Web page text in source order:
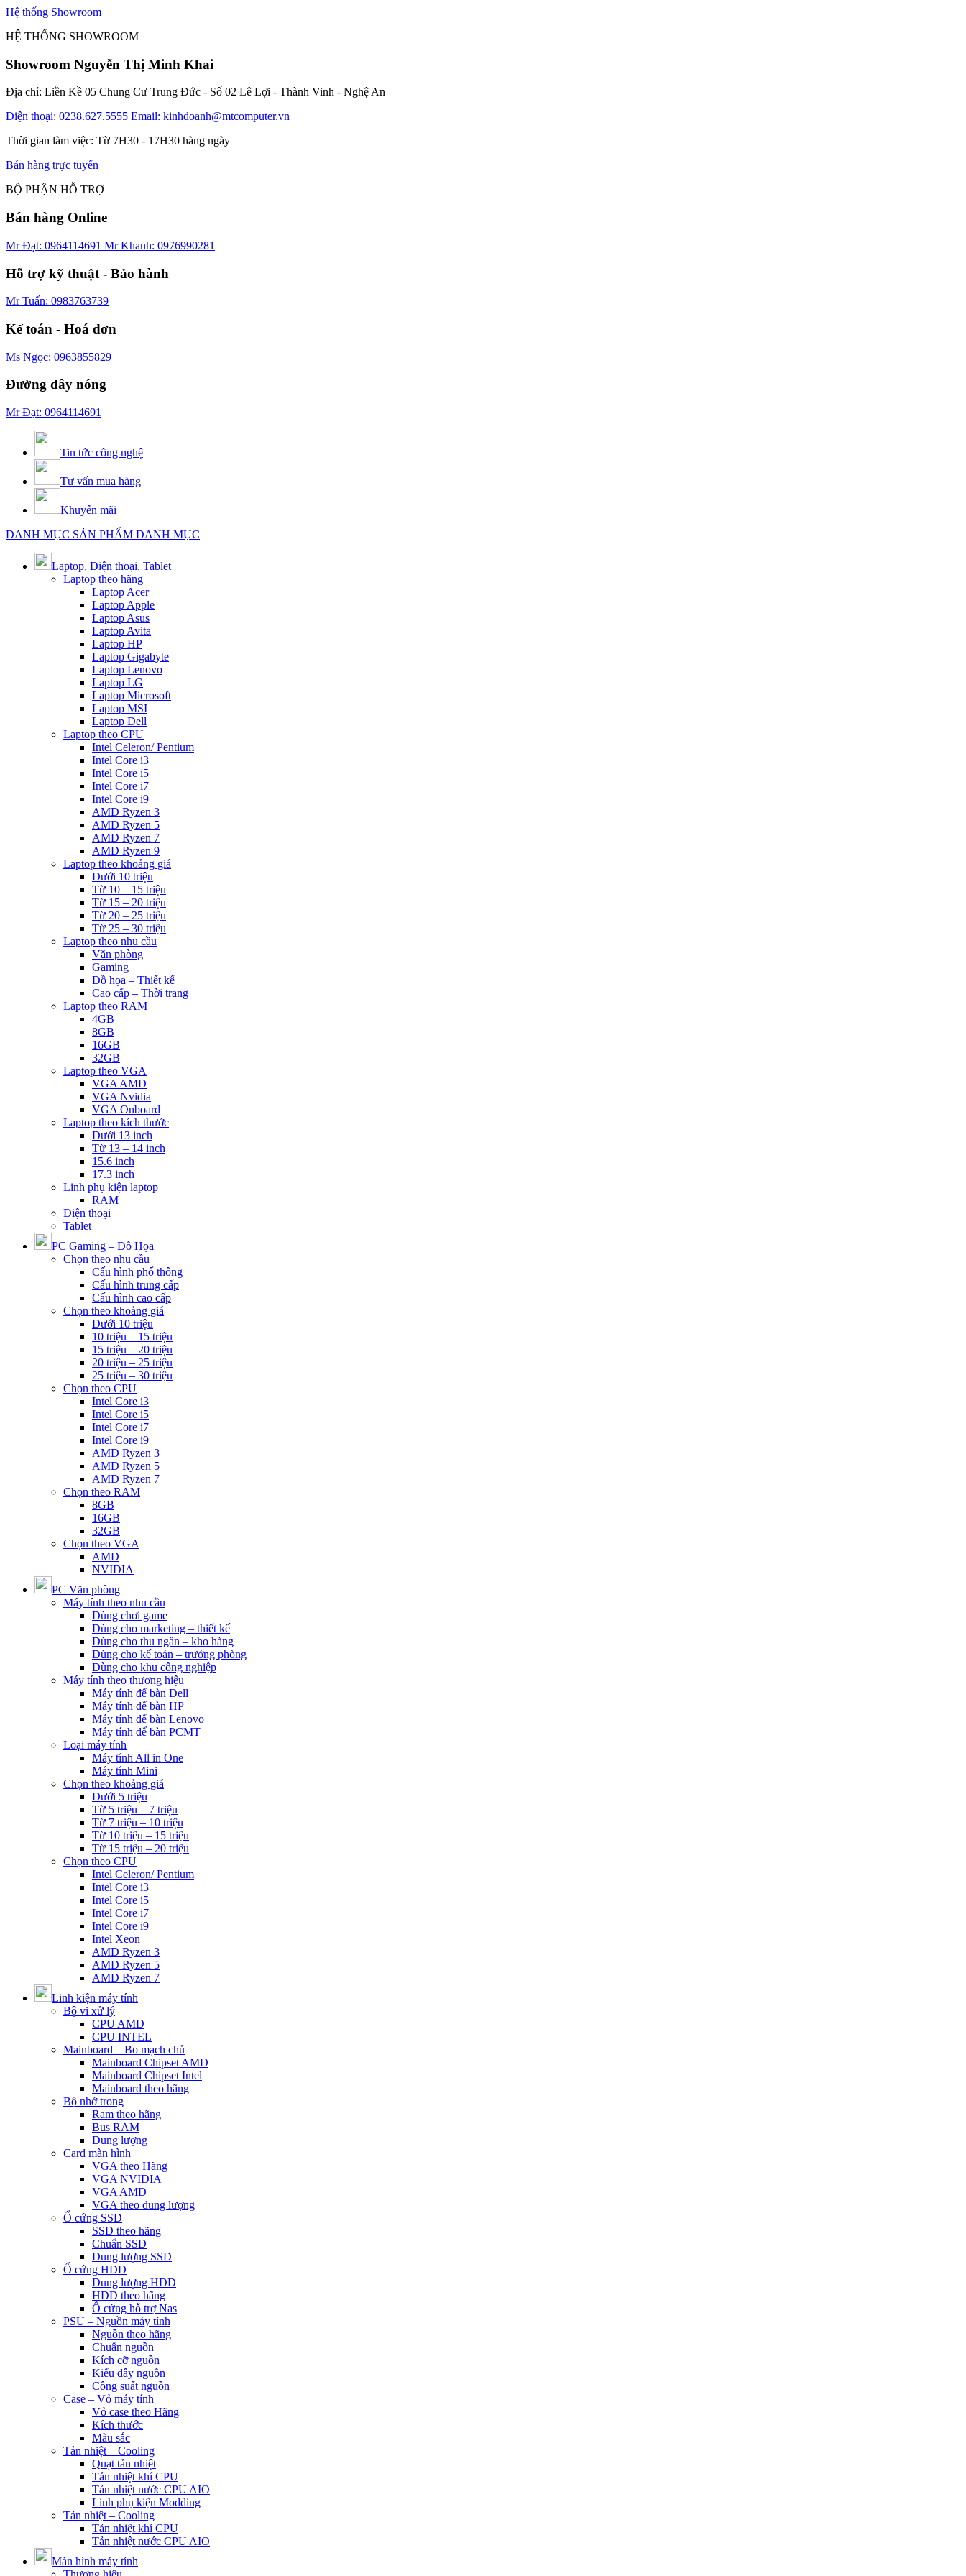
Hệ thống Showroom
HỆ THỐNG SHOWROOM
Showroom Nguyễn Thị Minh Khai
Địa chỉ: Liền Kề 05 Chung Cư Trung Đức - Số 02 Lê Lợi - Thành Vinh - Nghệ An
Điện thoại: 0238.627.5555 Email: kinhdoanh@mtcomputer.vn
Thời gian làm việc: Từ 7H30 - 17H30 hàng ngày
Bán hàng trực tuyến
BỘ PHẬN HỖ TRỢ
Bán hàng Online
Mr Đạt: 0964114691 Mr Khanh: 0976990281
Hỗ trợ kỹ thuật - Bảo hành
Mr Tuấn: 0983763739
Kế toán - Hoá đơn
Ms Ngọc: 0963855829
Đường dây nóng
Mr Đạt: 0964114691
Tin tức công nghệ
Tư vấn mua hàng
Khuyến mãi
DANH MỤC SẢN PHẨM DANH MỤC
Laptop, Điện thoại, Tablet
Laptop theo hãng
Laptop Acer
Laptop Apple
Laptop Asus
Laptop Avita
Laptop HP
Laptop Gigabyte
Laptop Lenovo
Laptop LG
Laptop Microsoft
Laptop MSI
Laptop Dell
Laptop theo CPU
Intel Celeron/ Pentium
Intel Core i3
Intel Core i5
Intel Core i7
Intel Core i9
AMD Ryzen 3
AMD Ryzen 5
AMD Ryzen 7
AMD Ryzen 9
Laptop theo khoảng giá
Dưới 10 triệu
Từ 10 – 15 triệu
Từ 15 – 20 triệu
Từ 20 – 25 triệu
Từ 25 – 30 triệu
Laptop theo nhu cầu
Văn phòng
Gaming
Đồ họa – Thiết kế
Cao cấp – Thời trang
Laptop theo RAM
4GB
8GB
16GB
32GB
Laptop theo VGA
VGA AMD
VGA Nvidia
VGA Onboard
Laptop theo kích thước
Dưới 13 inch
Từ 13 – 14 inch
15.6 inch
17.3 inch
Linh phụ kiện laptop
RAM
Điện thoại
Tablet
PC Gaming – Đồ Họa
Chọn theo nhu cầu
Cấu hình phổ thông
Cấu hình trung cấp
Cấu hình cao cấp
Chọn theo khoảng giá
Dưới 10 triệu
10 triệu – 15 triệu
15 triệu – 20 triệu
20 triệu – 25 triệu
25 triệu – 30 triệu
Chọn theo CPU
Intel Core i3
Intel Core i5
Intel Core i7
Intel Core i9
AMD Ryzen 3
AMD Ryzen 5
AMD Ryzen 7
Chọn theo RAM
8GB
16GB
32GB
Chọn theo VGA
AMD
NVIDIA
PC Văn phòng
Máy tính theo nhu cầu
Dùng chơi game
Dùng cho marketing – thiết kế
Dùng cho thu ngân – kho hàng
Dùng cho kế toán – trưởng phòng
Dùng cho khu công nghiệp
Máy tính theo thương hiệu
Máy tính để bàn Dell
Máy tính để bàn HP
Máy tính để bàn Lenovo
Máy tính để bàn PCMT
Loại máy tính
Máy tính All in One
Máy tính Mini
Chọn theo khoảng giá
Dưới 5 triệu
Từ 5 triệu – 7 triệu
Từ 7 triệu – 10 triệu
Từ 10 triệu – 15 triệu
Từ 15 triệu – 20 triệu
Chọn theo CPU
Intel Celeron/ Pentium
Intel Core i3
Intel Core i5
Intel Core i7
Intel Core i9
Intel Xeon
AMD Ryzen 3
AMD Ryzen 5
AMD Ryzen 7
Linh kiện máy tính
Bộ vi xử lý
CPU AMD
CPU INTEL
Mainboard – Bo mạch chủ
Mainboard Chipset AMD
Mainboard Chipset Intel
Mainboard theo hãng
Bộ nhớ trong
Ram theo hãng
Bus RAM
Dung lượng
Card màn hình
VGA theo Hãng
VGA NVIDIA
VGA AMD
VGA theo dung lượng
Ổ cứng SSD
SSD theo hãng
Chuẩn SSD
Dung lượng SSD
Ổ cứng HDD
Dung lượng HDD
HDD theo hãng
Ổ cứng hỗ trợ Nas
PSU – Nguồn máy tính
Nguồn theo hãng
Chuẩn nguồn
Kích cỡ nguồn
Kiểu dây nguồn
Công suất nguồn
Case – Vỏ máy tính
Vỏ case theo Hãng
Kích thước
Màu sắc
Tản nhiệt – Cooling
Quạt tản nhiệt
Tản nhiệt khí CPU
Tản nhiệt nước CPU AIO
Linh phụ kiện Modding
Tản nhiệt – Cooling
Tản nhiệt khí CPU
Tản nhiệt nước CPU AIO
Màn hình máy tính